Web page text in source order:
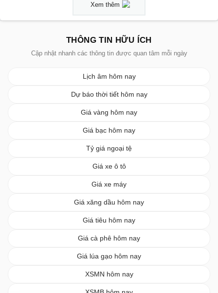
Xem thêm
THÔNG TIN HỮU ÍCH
Cập nhật nhanh các thông tin được quan tâm mỗi ngày
Lịch âm hôm nay
Dự báo thời tiết hôm nay
Giá vàng hôm nay
Giá bạc hôm nay
Tỷ giá ngoại tệ
Giá xe ô tô
Giá xe máy
Giá xăng dầu hôm nay
Giá tiêu hôm nay
Giá cà phê hôm nay
Giá lúa gạo hôm nay
XSMN hôm nay